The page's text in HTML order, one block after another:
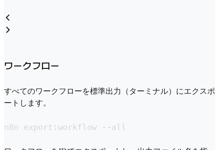
ワークフロー
すべてのワークフローを標準出力（ターミナル）にエクスポ
ートします。
n8n export:workflow --all